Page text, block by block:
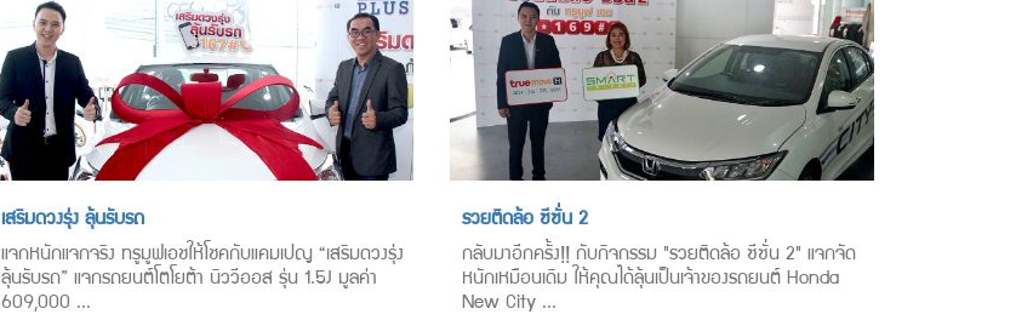
เสริมดวงรุ่ง ลุ้นรับรถ
แจกหนักแจกจริง ทรูมูฟเอชให้โชคกับแคมเปญ “เสริมดวงรุ่ง
ลุ้นรับรถ” แจกรถยนต์โตโยต้า นิววีออส รุ่น 1.5J มูลค่า
609,000 ...
รวยติดล้อ ซีซั่น 2
กลับมาอีกครั้ง!! กับกิจกรรม "รวยติดล้อ ซีซั่น 2" แจกจัด
หนักเหมือนเดิม ให้คุณได้ลุ้นเป็นเจ้าของรถยนต์ Honda
New City ...